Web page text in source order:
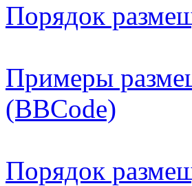
Порядок
Примеры
(BBCode)
Порядок